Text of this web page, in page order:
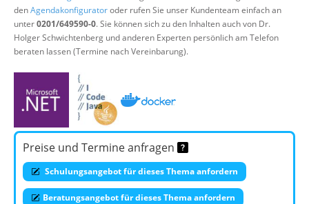
denAgendakonfiguratoroder rufen Sie unser Kundenteam einfach an
unter0201/649590-0. Sie können sich zu den Inhalten auch von Dr.
Holger Schwichtenberg und anderen Experten persönlich am Telefon
beraten lassen (Termine nach Vereinbarung).
Preise und Termine anfragen
Schulungsangebot für dieses Thema anfordern
Beratungsangebot für dieses Thema anfordern